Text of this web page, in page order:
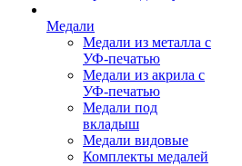
Медали
Медали из металла с
УФ-печатью
Медали из акрила с
УФ-печатью
Медали под
вкладыш
Медали видовые
Комплекты медалей